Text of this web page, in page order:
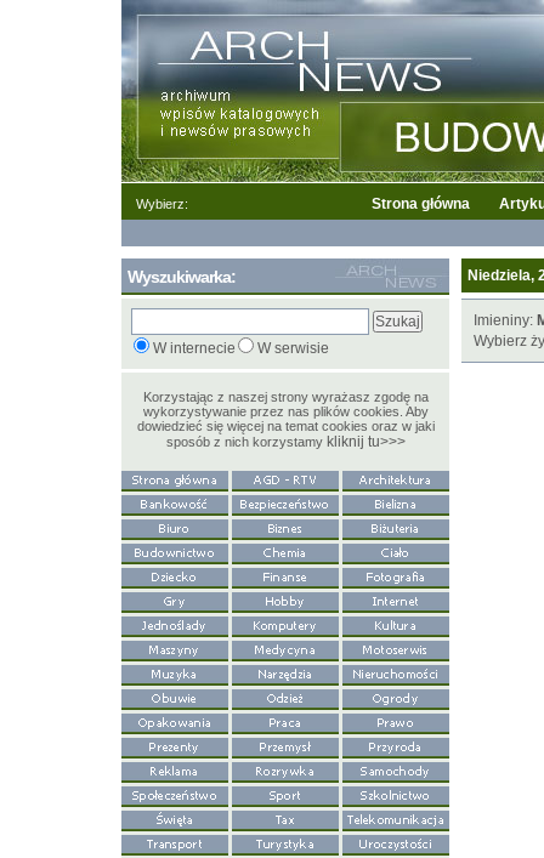
Wybierz: Strona główna
Niedziela,
Imieniny:
Wybierz
Wyszukiwarka:
W internecie W serwisie
Korzystając z naszej strony wyrażasz zgodę na
wykorzystywanie przez nas plików cookies. Aby
dowiedzieć się więcej na temat cookies oraz w jaki
sposób z nich korzystamy kliknij tu>>>